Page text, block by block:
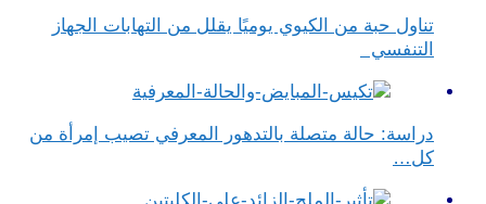
تناول حبة من الكيوي يوميًا يقلل من التهابات الجهاز
التنفسي
دراسة: حالة متصلة بالتدهور المعرفي تصيب إمرأة من
كل…